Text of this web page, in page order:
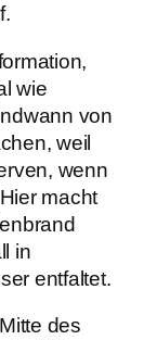
wie
von
weil
wenn
macht
in
entfaltet.
des